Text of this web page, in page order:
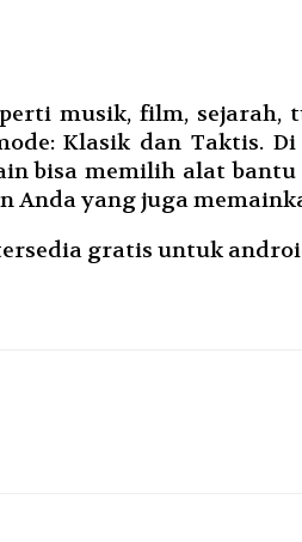
musik, film, sejarah,
Klasik dan Taktis.
memilih alat bantu
yang juga
gratis untuk